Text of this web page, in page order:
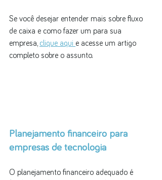
Se você desejar entender mais sobre fluxo
de caixa e como fazer um para sua
empresa, clique aqui e acesse um artigo
completo sobre o assunto.
Planejamento financeiro para
empresas de tecnologia
O planejamento financeiro adequado é